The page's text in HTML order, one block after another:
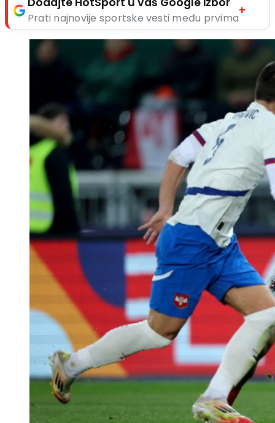
Prati najnovije sportske vesti među prvima
+